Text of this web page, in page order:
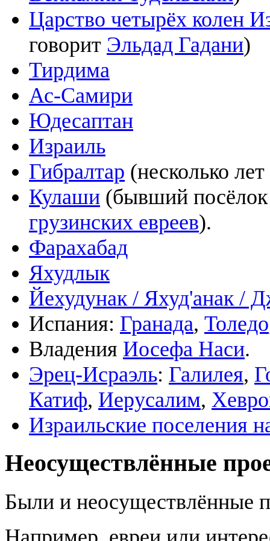
Царство четырёх колен
говорит Эльдад Гадани)
Тирдима
Ас-Самири
Юдесаптан
Израиль
Гибралтар (несколько
Кулаши (бывший
грузинских евреев).
Фарахабад
Яхудлык
Йехудунак / Яхуд'анак /
Испания: Гранада, Толедо
Владения Иосефа Наси.
Эрец-Исраэль: Галилея,
Катиф, Иерусалим,
Израильские поселения
Неосуществлённые
Были и неосуществлённые